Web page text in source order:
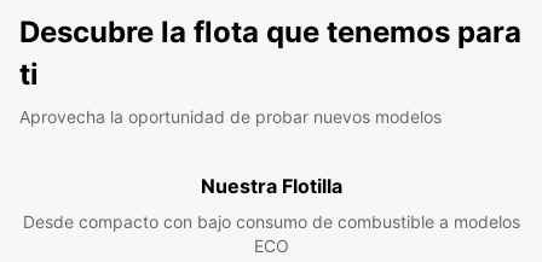
Descubre la flota que tenemos para
ti
Aprovecha la oportunidad de probar nuevos modelos
Nuestra Flotilla
Desde compacto con bajo consumo de combustible a modelos
ECO